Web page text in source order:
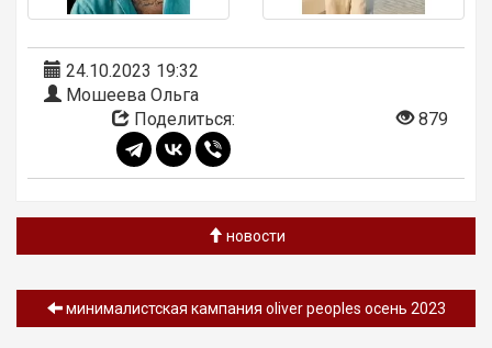
24.10.2023 19:32
Мошеева Ольга
Поделиться:
879
новости
минималистская кампания oliver peoples осень 2023